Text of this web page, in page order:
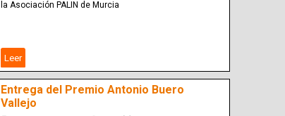
la Asociación PALIN de Murcia
Leer
Entrega del Premio Antonio Buero
Vallejo